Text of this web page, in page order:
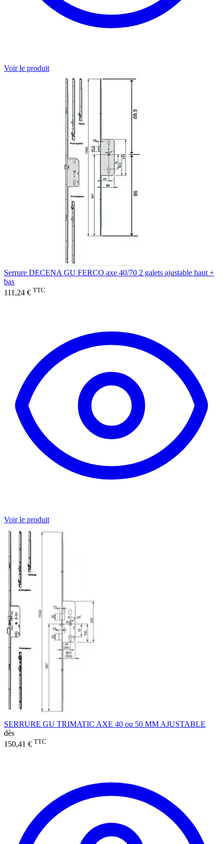
Voir le produit
Serrure DECENA GU FERCO axe 40/70 2 galets ajustable haut +
bas
111,24 € TTC
Voir le produit
SERRURE GU TRIMATIC AXE 40 ou 50 MM AJUSTABLE
dès
150,41 € TTC